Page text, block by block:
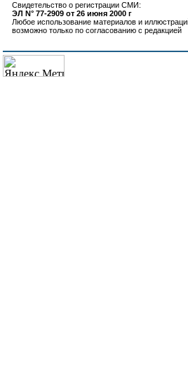
Свидетельство о регистрации СМИ:
ЭЛ N° 77-2909 от 26 июня 2000 г
Любое использование материалов и
возможно только по согласованию с редакцией